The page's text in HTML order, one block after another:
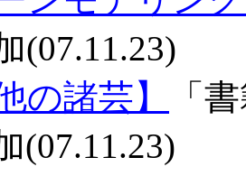
(07.11.23)
の諸芸】
「
(07.11.23)